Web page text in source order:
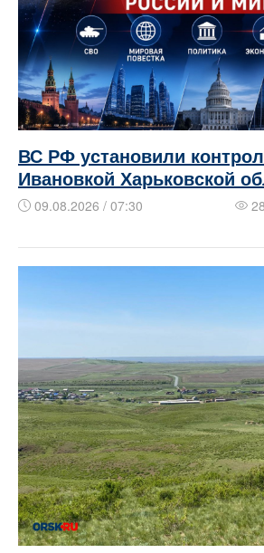
ВС РФ установили
Ивановкой Харьковской
09.08.2026 / 07:30